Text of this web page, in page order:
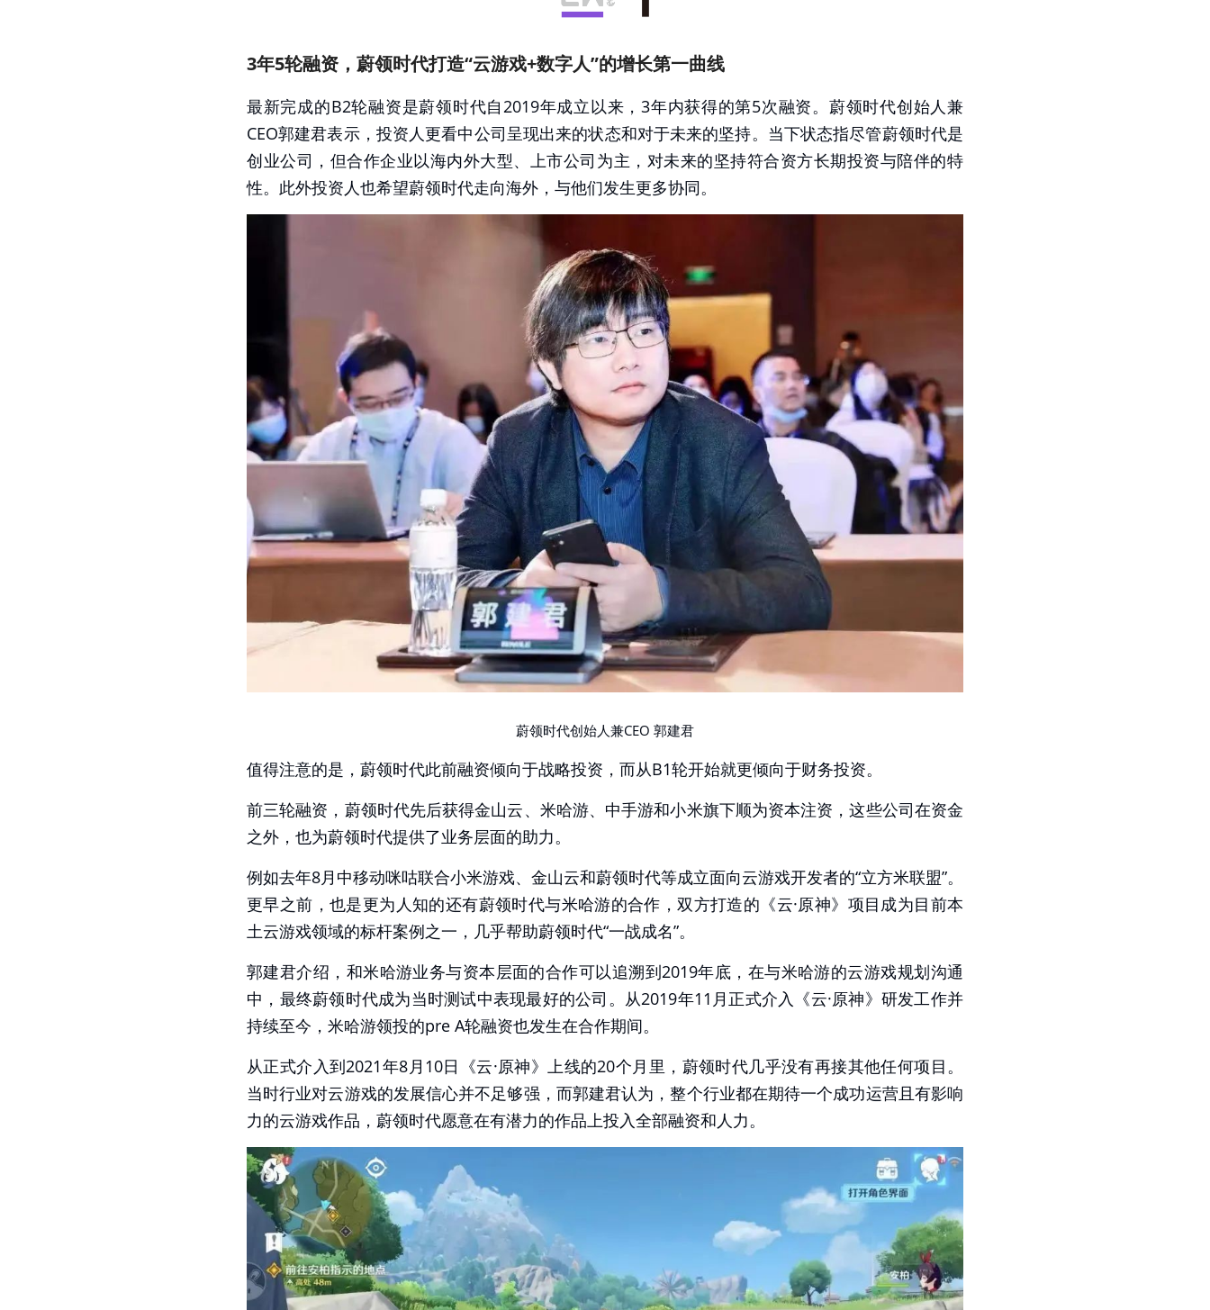
3年5轮融资，蔚领时代打造“云游戏+数字人”的增长第一曲线
最新完成的B2轮融资是蔚领时代自2019年成立以来，3年内获得的第5次融资。蔚领时代创始人兼
CEO郭建君表示，投资人更看中公司呈现出来的状态和对于未来的坚持。当下状态指尽管蔚领时代是
创业公司，但合作企业以海内外大型、上市公司为主，对未来的坚持符合资方长期投资与陪伴的特
性。此外投资人也希望蔚领时代走向海外，与他们发生更多协同。
蔚领时代创始人兼CEO 郭建君
值得注意的是，蔚领时代此前融资倾向于战略投资，而从B1轮开始就更倾向于财务投资。
前三轮融资，蔚领时代先后获得金山云、米哈游、中手游和小米旗下顺为资本注资，这些公司在资金
之外，也为蔚领时代提供了业务层面的助力。
例如去年8月中移动咪咕联合小米游戏、金山云和蔚领时代等成立面向云游戏开发者的“立方米联盟”。
更早之前，也是更为人知的还有蔚领时代与米哈游的合作，双方打造的《云·原神》项目成为目前本
土云游戏领域的标杆案例之一，几乎帮助蔚领时代“一战成名”。
郭建君介绍，和米哈游业务与资本层面的合作可以追溯到2019年底，在与米哈游的云游戏规划沟通
中，最终蔚领时代成为当时测试中表现最好的公司。从2019年11月正式介入《云·原神》研发工作并
持续至今，米哈游领投的pre A轮融资也发生在合作期间。
从正式介入到2021年8月10日《云·原神》上线的20个月里，蔚领时代几乎没有再接其他任何项目。
当时行业对云游戏的发展信心并不足够强，而郭建君认为，整个行业都在期待一个成功运营且有影响
力的云游戏作品，蔚领时代愿意在有潜力的作品上投入全部融资和人力。